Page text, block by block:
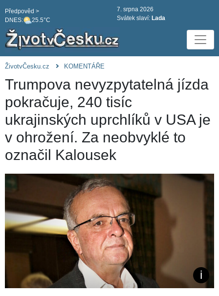
DNES: 25.5°C
Předpověd >
7. srpna 2026
Svátek slaví: Lada
ŽivotvČesku.cz KOMENTÁŘE
Trumpova nevyzpytatelná jízda
pokračuje, 240 tisíc
ukrajinských uprchlíků v USA je
v ohrožení. Za neobvyklé to
označil Kalousek